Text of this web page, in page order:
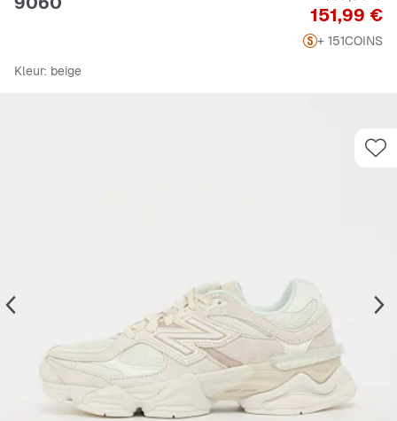
Prijs
151,99 €
+ 151COINS
Kleur: beige